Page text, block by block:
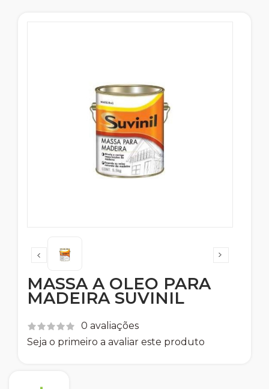
MASSA A OLEO PARA
MADEIRA SUVINIL
0 avaliações
Seja o primeiro a avaliar este produto